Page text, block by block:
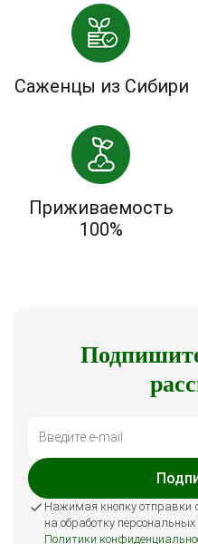
Саженцы из Сибири
Приживаемость
100%
Нажимая кнопку отправки
на обработку
Политики